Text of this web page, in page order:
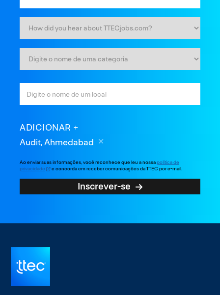
ADICIONAR
Audit, Ahmedabad
Ao enviar suas informações, você reconhece que leu a nossapolítica de
privacidade
e concorda em receber comunicações da TTEC por e-mail.
Inscrever-se